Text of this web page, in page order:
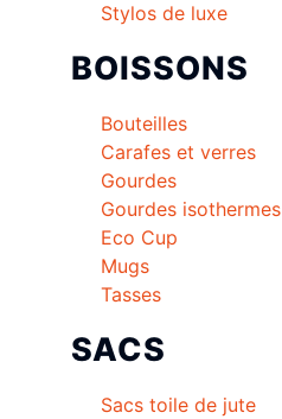
Stylos de luxe
BOISSONS
Bouteilles
Carafes et verres
Gourdes
Gourdes isothermes
Eco Cup
Mugs
Tasses
SACS
Sacs toile de jute